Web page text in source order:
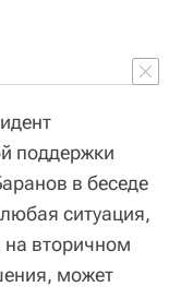
поддержки
в беседе
ситуация,
на вторичном
может